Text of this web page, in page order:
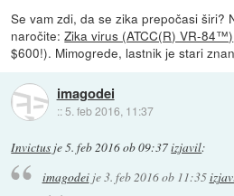
Se vam zdi, da se zika prepočasi širi?
naročite:Zika virus (ATCC(R) VR-84™)
$600!). Mimogrede, lastnik je stari
imagodei
:: 5. feb 2016, 11:37
Invictus je5. feb 2016 ob 09:37izjavil:
imagodeije3. feb 2016 ob 11:35